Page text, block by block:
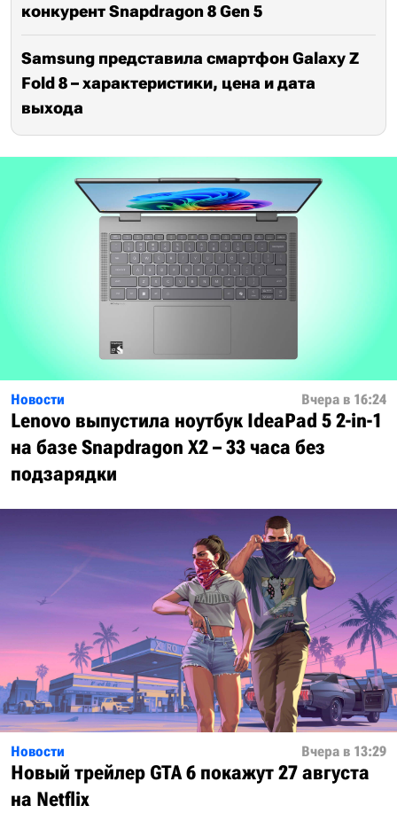
конкурент Snapdragon 8 Gen 5
Samsung представила смартфон Galaxy Z
Fold 8 – характеристики, цена и дата
выхода
Новости Вчера в 16:24
Lenovo выпустила ноутбук IdeaPad 5 2-in-1
на базе Snapdragon X2 – 33 часа без
подзарядки
Новости Вчера в 13:29
Новый трейлер GTA 6 покажут 27 августа
на Netflix